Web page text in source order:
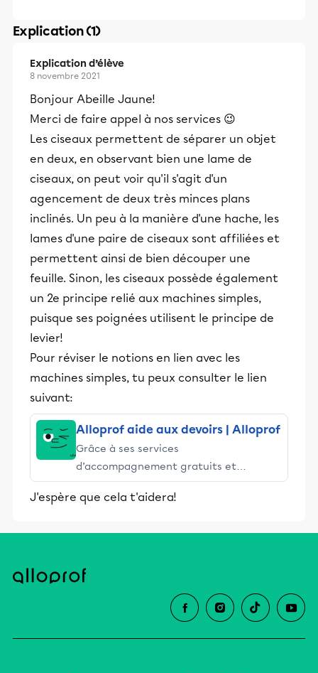
Explication (1)
Explication d’élève
8 novembre 2021
Bonjour Abeille Jaune!
Merci de faire appel à nos services 😉
Les ciseaux permettent de séparer un objet
en deux, en observant bien une lame de
ciseaux, on peut voir qu'il s'agit d'un
agencement de deux très minces plans
inclinés. Un peu à la manière d'une hache, les
lames d'une paire de ciseaux sont affiliées et
permettent ainsi de bien découper une
feuille. Sinon, les ciseaux possède également
un 2e principe relié aux machines simples,
puisque ses poignées utilisent le principe de
levier!
Pour réviser le notions en lien avec les
machines simples, tu peux consulter le lien
suivant:
Alloprof aide aux devoirs | Alloprof
Grâce à ses services
d’accompagnement gratuits et
stimulants, Alloprof engage les élèves
et leurs parents dans la réussite
J'espère que cela t'aidera!